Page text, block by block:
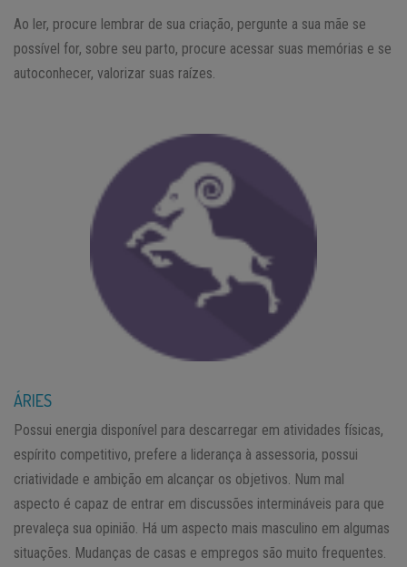
Ao ler, procure lembrar de sua criação, pergunte a sua mãe se
possível for, sobre seu parto, procure acessar suas memórias e se
autoconhecer, valorizar suas raízes.
ÁRIES
Possui energia disponível para descarregar em atividades físicas,
espírito competitivo, prefere a liderança à assessoria, possui
criatividade e ambição em alcançar os objetivos. Num mal
aspecto é capaz de entrar em discussões intermináveis para que
prevaleça sua opinião. Há um aspecto mais masculino em algumas
situações. Mudanças de casas e empregos são muito frequentes.